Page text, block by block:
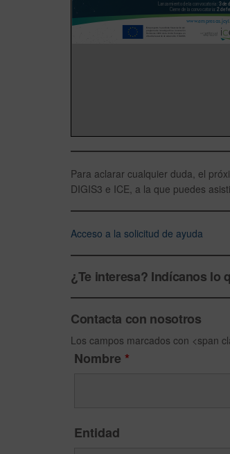
Para aclarar cualquier duda, el
DIGIS3 e ICE, a la que puedes
Acceso a la solicitud de ayuda
¿Te interesa? Indícanos lo
Contacta con nosotros
Los campos marcados con <span
Nombre *
Entidad